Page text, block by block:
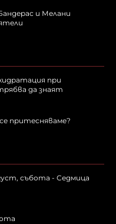
и Мелани
при
да знаят
притесняваме?
събота - Седмица